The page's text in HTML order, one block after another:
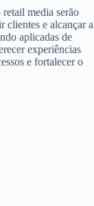
media serão
clientes e alcançar a
aplicadas de
experiências
e fortalecer o